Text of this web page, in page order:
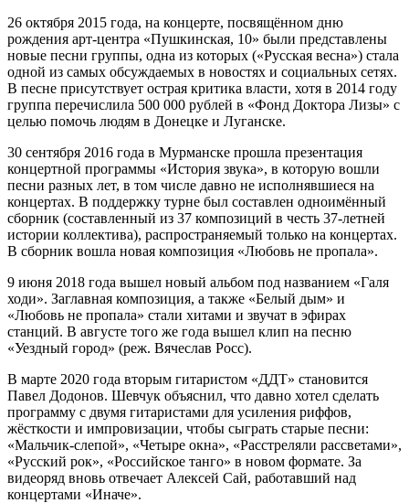
26 октября 2015 года, на концерте, посвящённом дню
рождения арт-центра «Пушкинская, 10» были представлены
новые песни группы, одна из которых («Русская весна») стала
одной из самых обсуждаемых в новостях и социальных сетях.
В песне присутствует острая критика власти, хотя в 2014 году
группа перечислила 500 000 рублей в «Фонд Доктора Лизы» с
целью помочь людям в Донецке и Луганске.
30 сентября 2016 года в Мурманске прошла презентация
концертной программы «История звука», в которую вошли
песни разных лет, в том числе давно не исполнявшиеся на
концертах. В поддержку турне был составлен одноимённый
сборник (составленный из 37 композиций в честь 37-летней
истории коллектива), распространяемый только на концертах.
В сборник вошла новая композиция «Любовь не пропала».
9 июня 2018 года вышел новый альбом под названием «Галя
ходи». Заглавная композиция, а также «Белый дым» и
«Любовь не пропала» стали хитами и звучат в эфирах
станций. В августе того же года вышел клип на песню
«Уездный город» (реж. Вячеслав Росс).
В марте 2020 года вторым гитаристом «ДДТ» становится
Павел Додонов. Шевчук объяснил, что давно хотел сделать
программу с двумя гитаристами для усиления риффов,
жёсткости и импровизации, чтобы сыграть старые песни:
«Мальчик-слепой», «Четыре окна», «Расстреляли рассветами»,
«Русский рок», «Российское танго» в новом формате. За
видеоряд вновь отвечает Алексей Сай, работавший над
концертами «Иначе».